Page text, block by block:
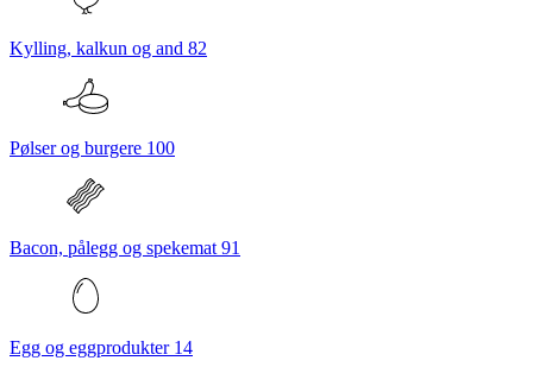
Kylling, kalkun og and 82
Pølser og burgere 100
Bacon, pålegg og spekemat 91
Egg og eggprodukter 14